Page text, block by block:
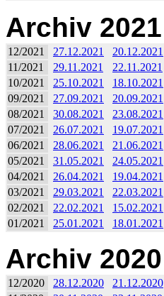
Archiv 2021
12/2021 27.12.2021 20.12.2021
11/2021
29.11.2021 22.11.2021
10/2021
25.10.2021 18.10.2021
09/2021
27.09.2021 20.09.2021
08/2021
30.08.2021 23.08.2021
07/2021
26.07.2021 19.07.2021
06/2021
28.06.2021 21.06.2021
05/2021
31.05.2021 24.05.2021
04/2021
26.04.2021 19.04.2021
03/2021
29.03.2021 22.03.2021
02/2021
22.02.2021 15.02.2021
01/2021
25.01.2021 18.01.2021
Archiv 2020
12/2020 28.12.2020 21.12.2020